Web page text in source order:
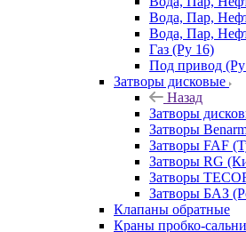
Вода, Пар,
Вода, Пар,
Газ (Ру 16)
Под привод
Затворы дисковые
Назад
Затворы
Затворы
Затворы FAF
Затворы RG
Затворы
Затворы БАЗ
Клапаны обратные
Краны пробко-